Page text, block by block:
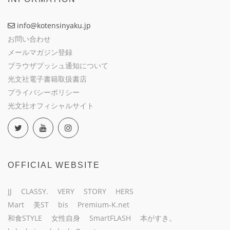
info@kotensinyaku.jp
お問い合わせ
メールマガジン登録
ブラウザプッシュ通知について
光文社電子書籍取扱書店
プライバシーポリシー
光文社オフィシャルサイト
OFFICIAL WEBSITE
JJ CLASSY. VERY STORY
HERS
Mart
美ST bis
Premium-K.net
和食STYLE
女性自身 SmartFLASH
本がすき。